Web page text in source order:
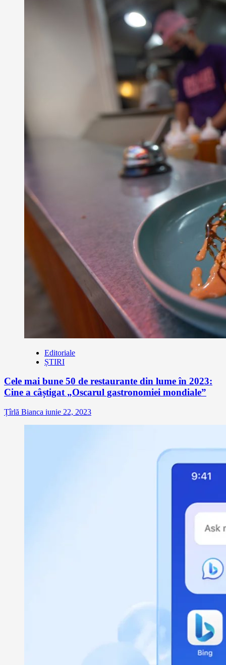
Editoriale
ȘTIRI
Cele mai bune 50 de restaurante din lume în 2023:
Cine a câștigat „Oscarul gastronomiei mondiale”
Țîrlă Bianca iunie 22, 2023